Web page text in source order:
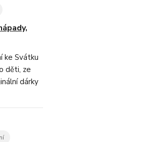
ke Svátku
děti, ze
dárky